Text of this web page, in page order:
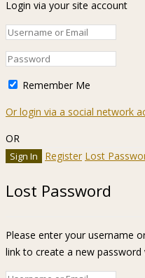
Login via your site account
Remember Me
Or login via a social network
OR
Register Lost
Lost Password
Please enter your username
link to create a new password